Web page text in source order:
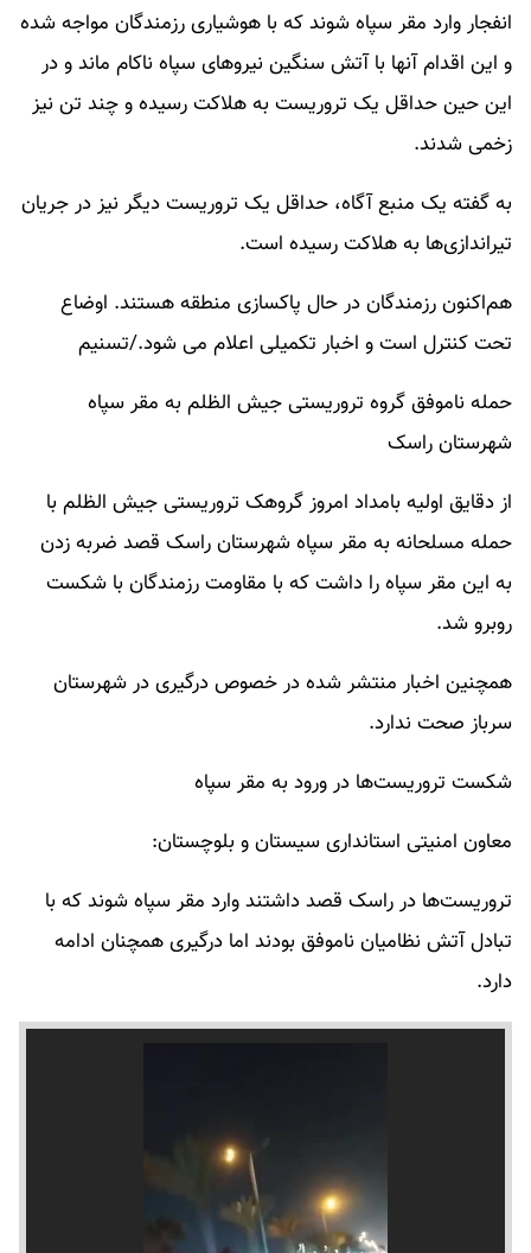
انفجار وارد مقر سپاه شوند که با هوشیاری رزمندگان مواجه شده
و این اقدام آنها با آتش سنگین نیروهای سپاه ناکام ماند و در
این حین حداقل یک تروریست به هلاکت رسیده و چند تن نیز
زخمی شدند.
به گفته یک منبع آگاه، حداقل یک تروریست دیگر نیز در جریان
تیراندازی‌ها به هلاکت رسیده است.
هم‌اکنون رزمندگان در حال پاکسازی منطقه هستند. اوضاع
تحت کنترل است و اخبار تکمیلی اعلام می شود./تسنیم
حمله ناموفق گروه تروریستی جیش الظلم به مقر سپاه
شهرستان راسک
از دقایق اولیه بامداد امروز گروهک تروریستی جیش الظلم با
حمله مسلحانه به مقر سپاه شهرستان راسک قصد ضربه زدن
به این مقر سپاه را داشت که با مقاومت رزمندگان با شکست
روبرو شد.
همچنین اخبار منتشر شده در خصوص درگیری در شهرستان
سرباز صحت ندارد.
شکست تروریست‌ها در ورود به مقر سپاه
معاون امنیتی استانداری سیستان و بلوچستان:
تروریست‌ها در راسک قصد داشتند وارد مقر سپاه شوند که با
تبادل آتش نظامیان ناموفق بودند اما درگیری همچنان ادامه
دارد.